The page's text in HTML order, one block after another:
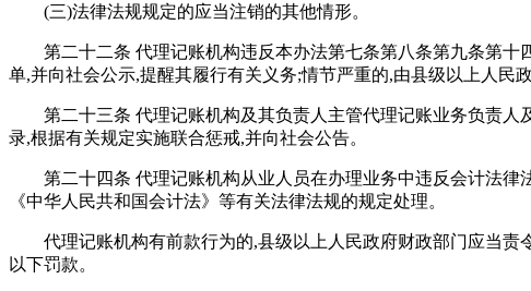
(三)法律法规规定的应当注销的其他情形。
第二十二条 代理记账机构违反本办法第七条第八条第九条第
单,并向社会公示,提醒其履行有关义务;情节严重的,由县级以上人民
第二十三条 代理记账机构及其负责人主管代理记账业务负责
录,根据有关规定实施联合惩戒,并向社会公告。
第二十四条 代理记账机构从业人员在办理业务中违反会计法
《中华人民共和国会计法》等有关法律法规的规定处理。
代理记账机构有前款行为的,县级以上人民政府财政部门应当
以下罚款。